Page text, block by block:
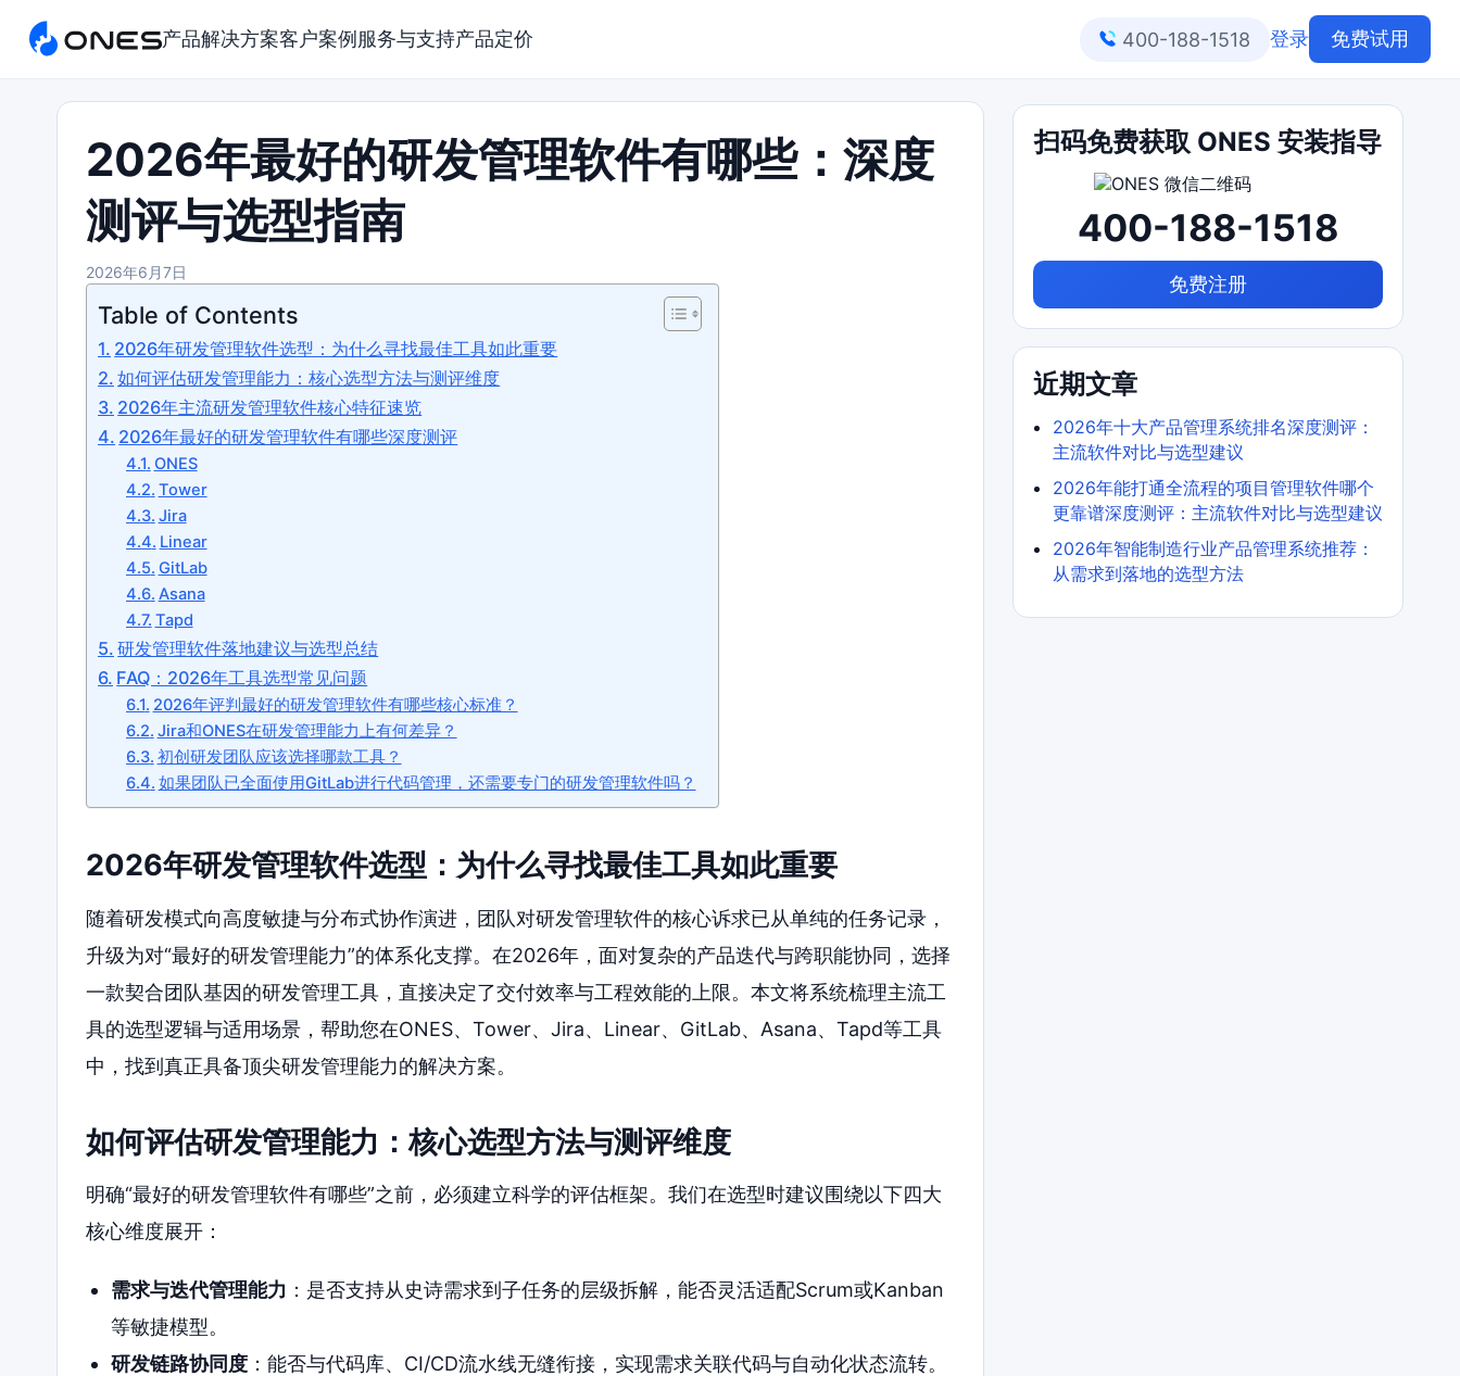
产品解决方案客户案例 服务与支持产品定价 400-188-1518 登录 免费试用
2026年最好的研发管理软件有哪些：深度
测评与选型指南
2026年6月7日
Table of Contents
2026年研发管理软件选型：为什么寻找最佳工具如此重要
如何评估研发管理能力：核心选型方法与测评维度
2026年主流研发管理软件核心特征速览
2026年最好的研发管理软件有哪些深度测评
ONES
Tower
Jira
Linear
GitLab
Asana
Tapd
研发管理软件落地建议与选型总结
FAQ：2026年工具选型常见问题
2026年评判最好的研发管理软件有哪些核心标准？
Jira和ONES在研发管理能力上有何差异？
初创研发团队应该选择哪款工具？
如果团队已全面使用GitLab进行代码管理，还需要专门的研发管理软件吗？
2026年研发管理软件选型：为什么寻找最佳工具如此重要
随着研发模式向高度敏捷与分布式协作演进，团队对研发管理软件的核心诉求已从单纯的任务记录，
升级为对“最好的研发管理能力”的体系化支撑。在2026年，面对复杂的产品迭代与跨职能协同，选择
一款契合团队基因的研发管理工具，直接决定了交付效率与工程效能的上限。本文将系统梳理主流工
具的选型逻辑与适用场景，帮助您在ONES、Tower、Jira、Linear、GitLab、Asana、Tapd等工具
中，找到真正具备顶尖研发管理能力的解决方案。
如何评估研发管理能力：核心选型方法与测评维度
明确“最好的研发管理软件有哪些”之前，必须建立科学的评估框架。我们在选型时建议围绕以下四大
核心维度展开：
需求与迭代管理能力 ：是否支持从史诗需求到子任务的层级拆解，能否灵活适配Scrum或Kanban
等敏捷模型。
研发链路协同度：能否与代码库、CI/CD流水线无缝衔接，实现需求关联代码与自动化状态流转。
扫码免费获取 ONES 安装指导
400-188-1518
免费注册
近期文章
2026年十大产品管理系统排名深度测评：
主流软件对比与选型建议
2026年能打通全流程的项目管理软件哪个
更靠谱深度测评：主流软件对比与选型建议
2026年智能制造行业产品管理系统推荐：
从需求到落地的选型方法